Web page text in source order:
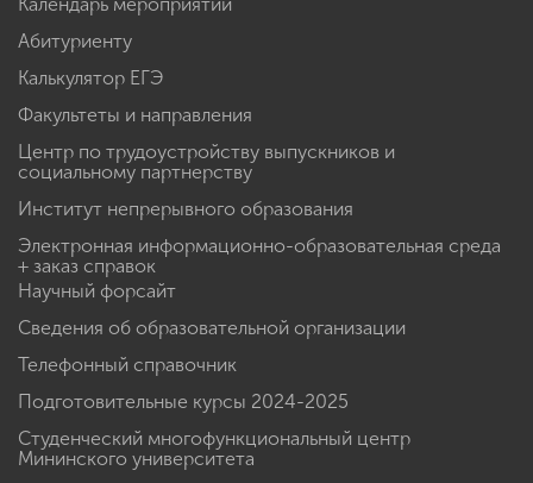
Абитуриенту
Калькулятор ЕГЭ
Факультеты и направления
Центр по трудоустройству выпускников и
социальному партнерству
Институт непрерывного образования
Электронная информационно-образовательная среда
+ заказ справок
Научный форсайт
Сведения об образовательной организации
Телефонный справочник
Подготовительные курсы 2024-2025
Студенческий многофункциональный центр
Мининского университета